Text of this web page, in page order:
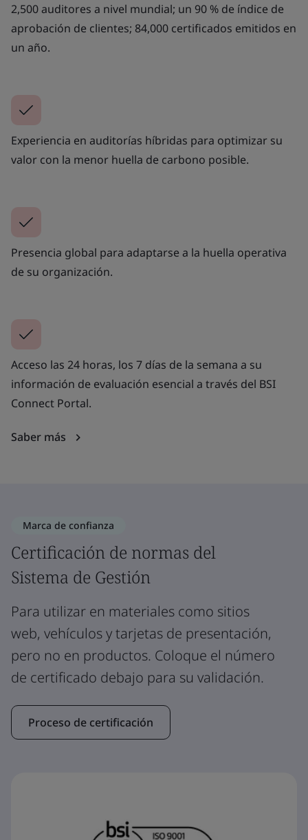
2,500 auditores a nivel mundial; un 90 % de índice de
aprobación de clientes; 84,000 certificados emitidos en
un año.
Experiencia en auditorías híbridas para optimizar su
valor con la menor huella de carbono posible.
Presencia global para adaptarse a la huella operativa
de su organización.
Acceso las 24 horas, los 7 días de la semana a su
información de evaluación esencial a través del BSI
Connect Portal.
Saber más
Marca de confianza
Certificación de normas del
Sistema de Gestión
Para utilizar en materiales como sitios
web, vehículos y tarjetas de presentación,
pero no en productos. Coloque el número
de certificado debajo para su validación.
Proceso de certificación